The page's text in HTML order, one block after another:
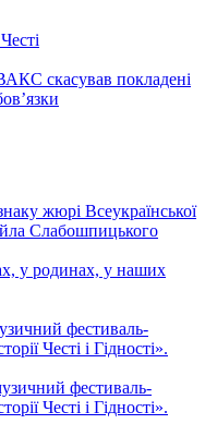
скасував покладені
жюрі Всеукраїнської
Слабошпицького
у родинах, у наших
фестиваль-
Честі і Гідності».
фестиваль-
Честі і Гідності».